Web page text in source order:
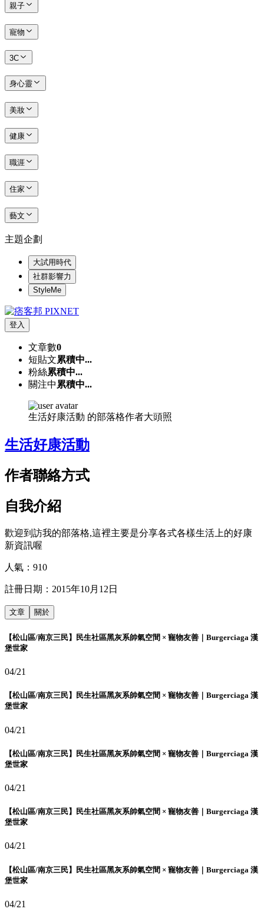
親子
寵物
3C
身心靈
美妝
健康
職涯
住家
藝文
主題企劃
大試用時代
社群影響力
StyleMe
登入
文章數0
短貼文累積中...
粉絲累積中...
關注中 累積中...
生活好康活動 的部落格作者大頭照
生活好康活動
作者聯絡方式
自我介紹
歡迎到訪我的部落格,這裡主要是分享各式各樣生活上的好康
新資訊喔
人氣： 910
註冊日期： 2015年10月12日
文章 關於
【松山區/南京三民】民生社區黑灰系帥氣空間 × 寵物友善｜Burgerciaga 漢
堡世家
04/21
【松山區/南京三民】民生社區黑灰系帥氣空間 × 寵物友善｜Burgerciaga 漢
堡世家
04/21
【松山區/南京三民】民生社區黑灰系帥氣空間 × 寵物友善｜Burgerciaga 漢
堡世家
04/21
【松山區/南京三民】民生社區黑灰系帥氣空間 × 寵物友善｜Burgerciaga 漢
堡世家
04/21
【松山區/南京三民】民生社區黑灰系帥氣空間 × 寵物友善｜Burgerciaga 漢
堡世家
04/21